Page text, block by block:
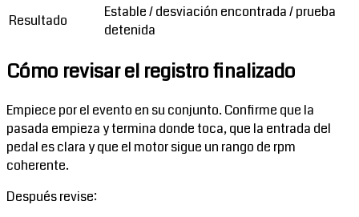
Resultado
Estable / desviación encontrada / prueba
detenida
Cómo revisar el registro finalizado
Empiece por el evento en su conjunto. Confirme que la
pasada empieza y termina donde toca, que la entrada del
pedal es clara y que el motor sigue un rango de rpm
coherente.
Después revise: